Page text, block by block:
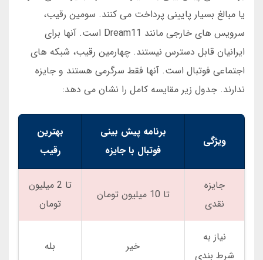
یا مبالغ بسیار پایینی پرداخت می کنند. سومین رقیب،
سرویس های خارجی مانند Dream11 است. آنها برای
ایرانیان قابل دسترس نیستند. چهارمین رقیب، شبکه های
اجتماعی فوتبال است. آنها فقط سرگرمی هستند و جایزه
ندارند. جدول زیر مقایسه کامل را نشان می دهد:
ویژگی
برنامه پیش بینی
فوتبال با جایزه
بهترین
رقیب
جایزه
نقدی
تا 10 میلیون تومان
تا 2 میلیون
تومان
نیاز به
شرط بندی
خیر بله